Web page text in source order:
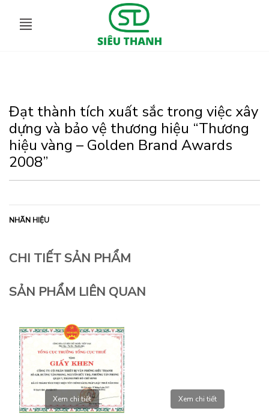
Đạt thành tích xuất sắc trong việc xây
dựng và bảo vệ thương hiệu “Thương
hiệu vàng – Golden Brand Awards
2008”
NHÃN HIỆU
CHI TIẾT SẢN PHẨM
SẢN PHẨM LIÊN QUAN
Xem chi tiết Xem chi tiết